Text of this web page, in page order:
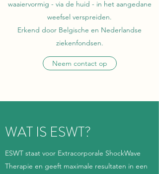
waaiervormig - via de huid - in het aangedane
weefsel verspreiden.
Erkend door Belgische en Nederlandse
ziekenfondsen.
Neem contact op
WAT IS ESWT?
ESWT staat voor Extracorporale ShockWave
Therapie en geeft maximale resultaten in een